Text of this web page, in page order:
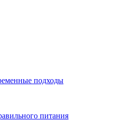
подходы
питания